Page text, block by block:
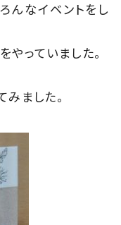
んなイベントをし
やっていました。
ました。